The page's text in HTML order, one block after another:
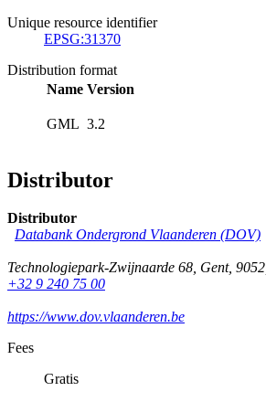
Unique resource identifier
EPSG:31370
Distribution format
Name Version
GML 3.2
Distributor
Distributor
Databank Ondergrond Vlaanderen (DOV)
Technologiepark-Zwijnaarde 68, Gent, 9052
+32 9 240 75 00
https://www.dov.vlaanderen.be
Fees
Gratis